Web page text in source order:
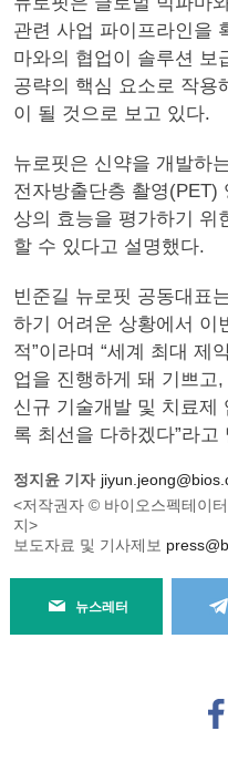
관련 사업 파이프라인을
마와의 협업이 솔루션 보
공략의 핵심 요소로 작용
이 될 것으로 보고 있다.
뉴로핏은 신약을 개발하
전자방출단층 촬영(PET)
상의 효능을 평가하기 위
할 수 있다고 설명했다.
빈준길 뉴로핏 공동대표
하기 어려운 상황에서 이
적”이라며 “세계 최대 제
업을 진행하게 돼 기쁘고
신규 기술개발 및 치료제
록 최선을 다하겠다”라고
정지윤 기자
<저작권자 © 바이오스펙테이
지>
보도자료 및 기사제보
뉴스레터
페
이